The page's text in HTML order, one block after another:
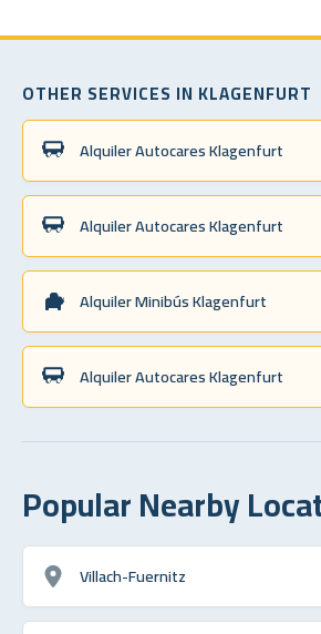
OTHER SERVICES IN KLAGENFURT
Alquiler Autocares Klagenfurt
Alquiler Autocares Klagenfurt
Alquiler Minibús Klagenfurt
Alquiler Autocares Klagenfurt
Popular Nearby
Villach-Fuernitz